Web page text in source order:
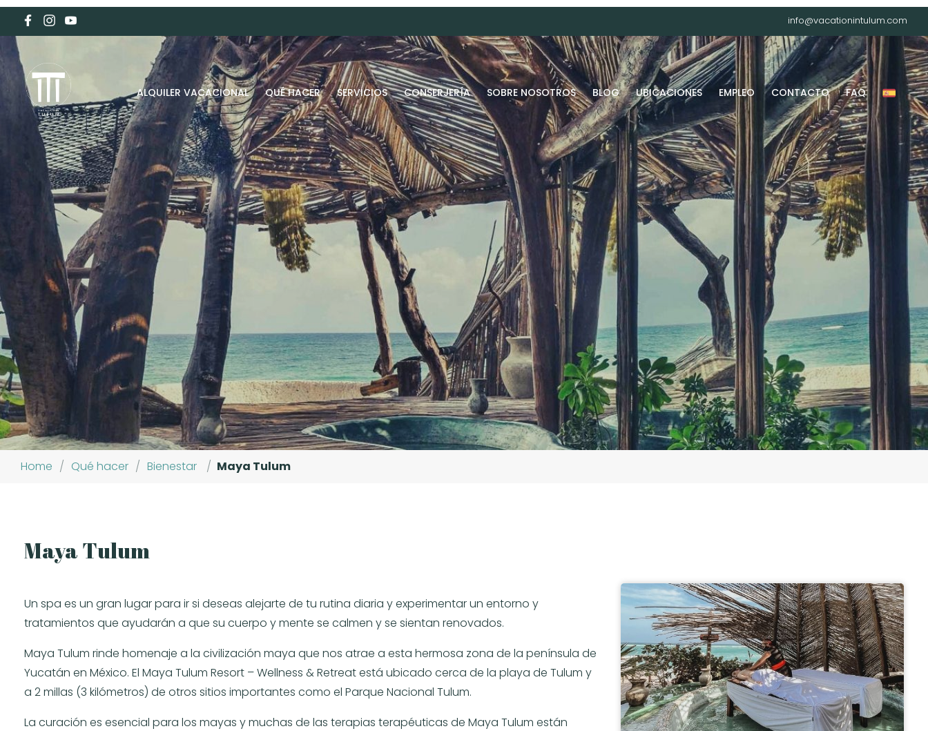
info@vacationintulum.com
ALQUILER VACACIONAL QUÉ HACER SERVICIOS CONSERJERÍA SOBRE NOSOTROS BLOG UBICACIONES EMPLEO CONTACTO FAQ
Home / Qué hacer / Bienestar / Maya Tulum
Maya Tulum
Un spa es un gran lugar para ir si deseas alejarte de tu rutina diaria y experimentar un entorno y
tratamientos que ayudarán a que su cuerpo y mente se calmen y se sientan renovados.
Maya Tulum rinde homenaje a la civilización maya que nos atrae a esta hermosa zona de la península de
Yucatán en México. El Maya Tulum Resort – Wellness & Retreat está ubicado cerca de la playa de Tulum y
a 2 millas (3 kilómetros) de otros sitios importantes como el Parque Nacional Tulum.
La curación es esencial para los mayas y muchas de las terapias terapéuticas de Maya Tulum están